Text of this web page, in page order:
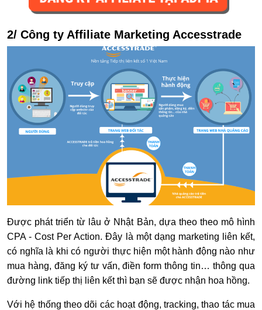
2/ Công ty Affiliate Marketing Accesstrade
Được phát triển từ lâu ở Nhật Bản, dựa theo theo mô hình
CPA - Cost Per Action. Đây là một dạng marketing liên kết,
có nghĩa là khi có người thực hiện một hành động nào như
mua hàng, đăng ký tư vấn, điền form thông tin… thông qua
đường link tiếp thị liên kết thì bạn sẽ được nhận hoa hồng.
Với hệ thống theo dõi các hoạt động, tracking, thao tác mua